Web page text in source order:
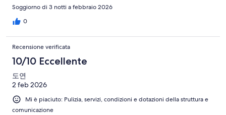
Soggiorno di 3 notti a febbraio 2026
0
Recensione verificata
10/10 Eccellente
도연
2 feb 2026
Mi è piaciuto: Pulizia, servizi, condizioni e dotazioni della struttura e
comunicazione